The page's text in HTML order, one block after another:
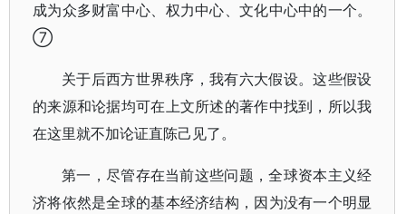
成为众多财富中心、权力中心、文化中心中的一个。
⑦
关于后西方世界秩序，我有六大假设。这些假设
的来源和论据均可在上文所述的著作中找到，所以我
在这里就不加论证直陈己见了。
第一，尽管存在当前这些问题，全球资本主义经
济将依然是全球的基本经济结构，因为没有一个明显